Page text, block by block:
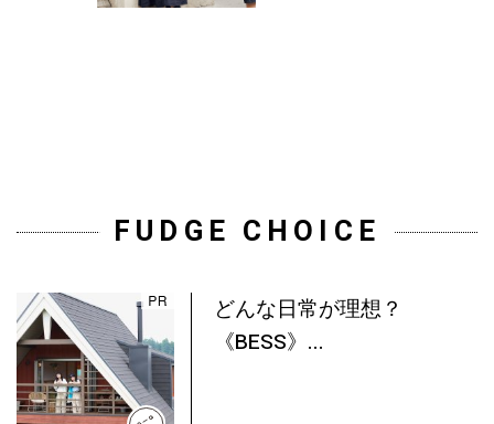
FUDGE CHOICE
どんな日常が理想？
《BESS》...